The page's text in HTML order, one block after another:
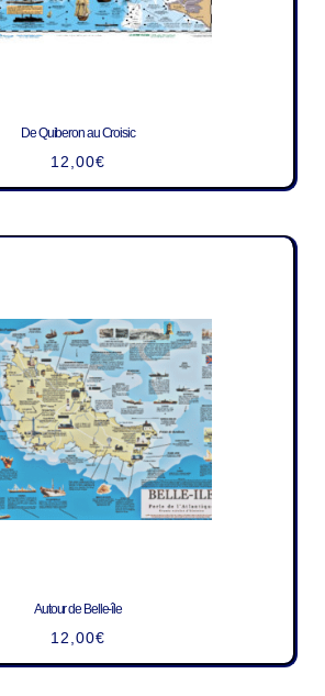
De Quiberon au Croisic
12,00€
Autour de Belle-île
12,00€